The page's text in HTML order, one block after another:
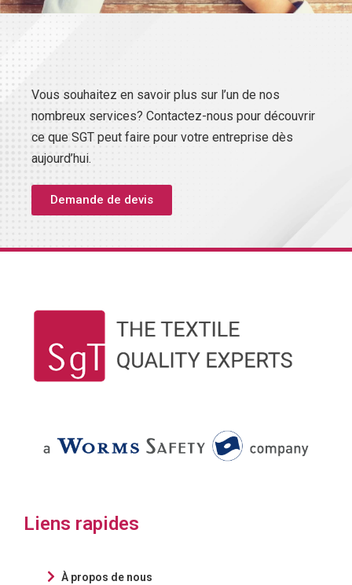
Vous souhaitez en savoir plus sur l’un de nos
nombreux services? Contactez-nous pour découvrir
ce que SGT peut faire pour votre entreprise dès
aujourd’hui.
Demande de devis
Liens rapides
À propos de nous